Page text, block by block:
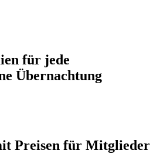
für jede
Übernachtung
Preisen für Mitglieder